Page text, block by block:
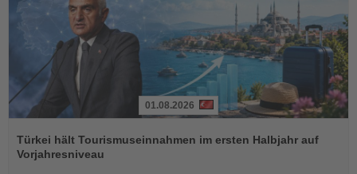
Sie
die
Nachrichten
01.08.2026
Türkei hält Tourismuseinnahmen im ersten Halbjahr auf
Vorjahresniveau